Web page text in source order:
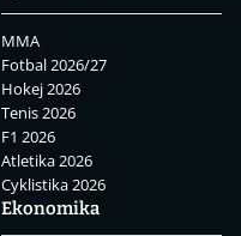
MMA
Fotbal 2026/27
Hokej 2026
Tenis 2026
F1 2026
Atletika 2026
Cyklistika 2026
Ekonomika